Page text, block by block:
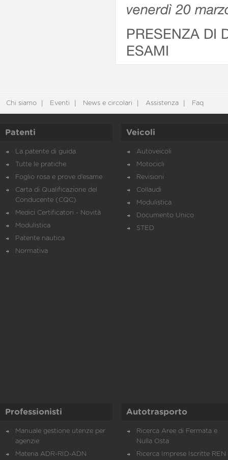
venerdì 20
PRESENZA DI
ESAMI
Chi siamo Eventi News e circolari Assistenza Faq
Patenti
La patente di guida
Tutte le pratiche
Foglio rosa e prove d’esame
Carta di Qualificazione del
Conducente (CQC)
Medici Certificatori - Novità
Modulistica
Patente nautica
Normativa
Veicoli
Autoveicoli
Motocicli
Revisioni
Collaudi
Modulistica
Documento Unico
STED
Professionisti
Manuale gestione utenze per
agenzie
Materia ADR-RID-ADN
Autotrasporto
Ricerca Aree di Fermata e
Nulla Osta
Ricerca Imprese Iscritte REN